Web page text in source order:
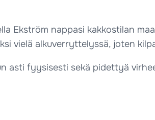
Ekström nappasi kakkostilan
vielä alkuverryttelyssä, joten
asti fyysisesti sekä pidettyä